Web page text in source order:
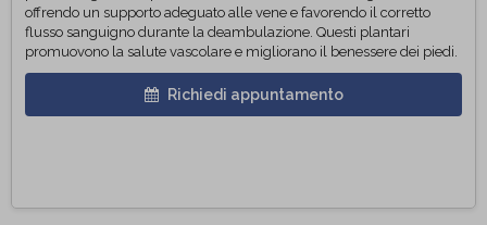
offrendo un supporto adeguato alle vene e favorendo il corretto
flusso sanguigno durante la deambulazione. Questi plantari
promuovono la salute vascolare e migliorano il benessere dei piedi.
Richiedi appuntamento